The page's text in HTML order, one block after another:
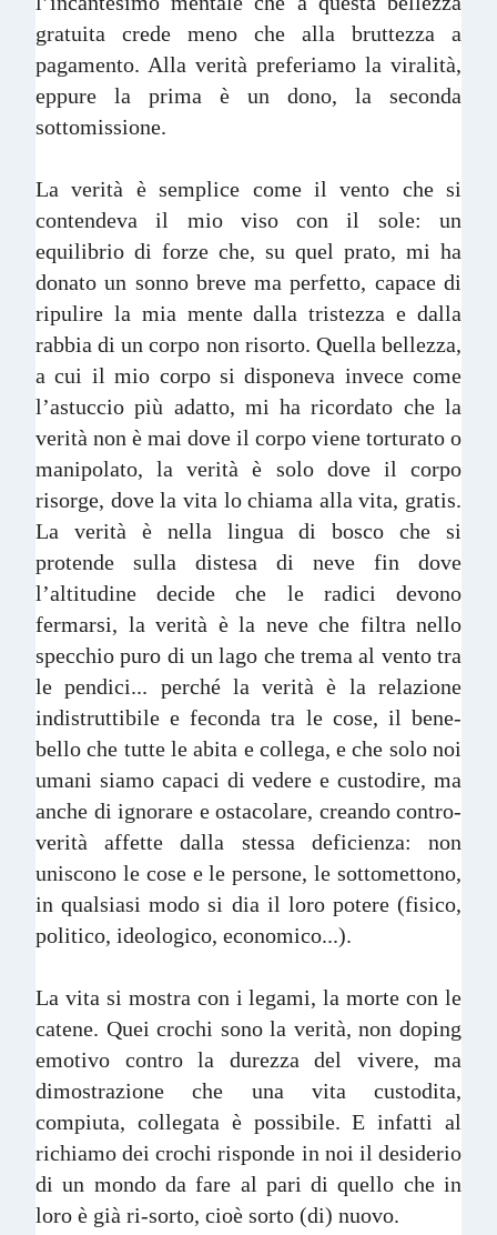
gratuita crede meno che alla bruttezza a
pagamento. Alla verità preferiamo la viralità,
eppure la prima è un dono, la seconda
sottomissione.
La verità è semplice come il vento che si
contendeva il mio viso con il sole: un
equilibrio di forze che, su quel prato, mi ha
donato un sonno breve ma perfetto, capace di
ripulire la mia mente dalla tristezza e dalla
rabbia di un corpo non risorto. Quella bellezza,
a cui il mio corpo si disponeva invece come
l’astuccio più adatto, mi ha ricordato che la
verità non è mai dove il corpo viene torturato o
manipolato, la verità è solo dove il corpo
risorge, dove la vita lo chiama alla vita, gratis.
La verità è nella lingua di bosco che si
protende sulla distesa di neve fin dove
l’altitudine decide che le radici devono
fermarsi, la verità è la neve che filtra nello
specchio puro di un lago che trema al vento tra
le pendici... perché la verità è la relazione
indistruttibile e feconda tra le cose, il bene-
bello che tutte le abita e collega, e che solo noi
umani siamo capaci di vedere e custodire, ma
anche di ignorare e ostacolare, creando contro-
verità affette dalla stessa deficienza: non
uniscono le cose e le persone, le sottomettono,
in qualsiasi modo si dia il loro potere (fisico,
politico, ideologico, economico...).
La vita si mostra con i legami, la morte con le
catene. Quei crochi sono la verità, non doping
emotivo contro la durezza del vivere, ma
dimostrazione che una vita custodita,
compiuta, collegata è possibile. E infatti al
richiamo dei crochi risponde in noi il desiderio
di un mondo da fare al pari di quello che in
loro è già ri-sorto, cioè sorto (di) nuovo.